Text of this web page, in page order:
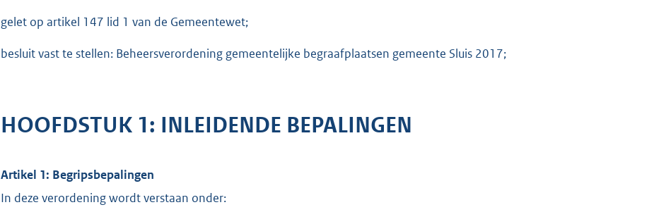
gelet op artikel 147 lid 1 van de Gemeentewet;
besluit vast te stellen: Beheersverordening gemeentelijke begraafplaatsen gemeente Sluis 2017;
HOOFDSTUK 1: INLEIDENDE BEPALINGEN
Artikel 1: Begripsbepalingen
In deze verordening wordt verstaan onder: